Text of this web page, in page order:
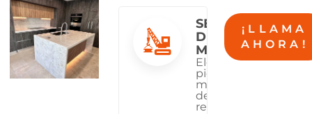
SELECCIÓN
DE
MATERIALES
Elegimos
piedras de la
más alta calidad
de canteras
reconocidas,
¡LLAMA
AHORA!